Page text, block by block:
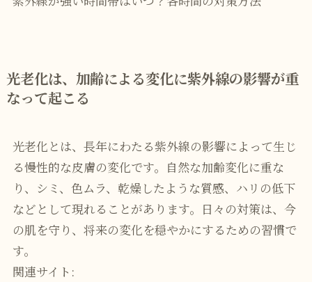
光老化は、加齢による変化に紫外線の影響が重
なって起こる
光老化とは、長年にわたる紫外線の影響によって生じ
る慢性的な皮膚の変化です。自然な加齢変化に重な
り、シミ、色ムラ、乾燥したような質感、ハリの低下
などとして現れることがあります。日々の対策は、今
の肌を守り、将来の変化を穏やかにするための習慣で
す。
関連サイト: